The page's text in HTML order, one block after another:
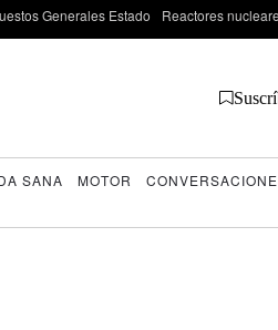
Generales Estado Reactores
SANA MOTOR